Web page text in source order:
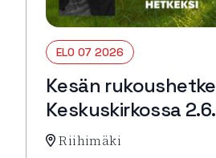
ELO 07 2026
Kesän
Keskuskirkossa
Riihimäki